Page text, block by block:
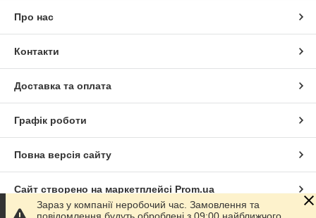
Про нас
Контакти
Доставка та оплата
Графік роботи
Повна версія сайту
Сайт створено на маркетплейсі Prom.ua
Зараз у компанії неробочий час. Замовлення та